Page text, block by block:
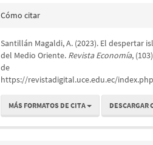
Detalles
artículo
Cómo citar
Santillán Magaldi, A. (2023). El despertar
del Medio Oriente. Revista Economía,
de
https://revistadigital.uce.edu.ec/
MÁS FORMATOS DE CITA DESCARGAR